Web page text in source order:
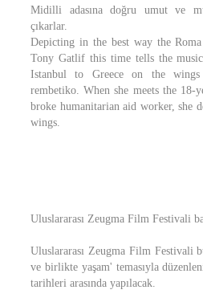
Midilli adasına doğru umut ve
çıkarlar.
Depicting in the best way the
Tony Gatlif this time tells the
Istanbul to Greece on the
rembetiko. When she meets the
broke humanitarian aid worker, she
wings.
Uluslararası Zeugma Film Festivali
Uluslararası Zeugma Film Festivali
ve birlikte yaşam' temasıyla
tarihleri arasında yapılacak.